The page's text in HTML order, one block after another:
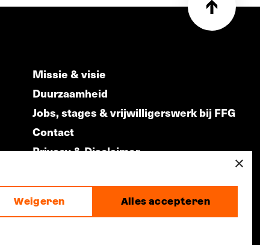
Missie & visie
Duurzaamheid
Jobs, stages & vrijwilligerswerk bij FFG
Contact
Privacy & Disclaimer
made by
×
Alles accepteren
Weigeren